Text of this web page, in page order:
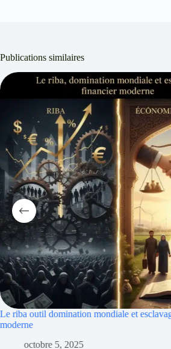
Publications similaires
Riba et inflation : islamique pour